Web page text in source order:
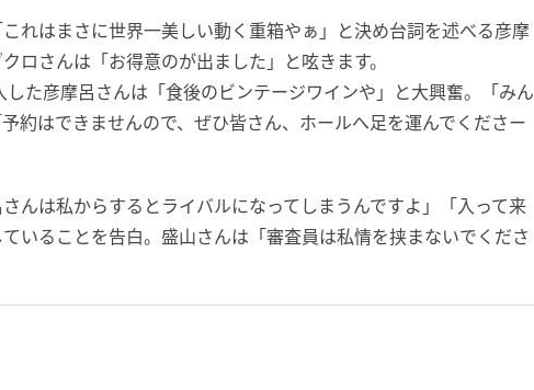
れはまさに世界一美しい動く重箱やぁ」と決め台詞を述べる彦摩
ロさんは「お得意のが出ました」と呟きます。
した彦摩呂さんは「食後のビンテージワインや」と大興奮。「みん
約はできませんので、ぜひ皆さん、ホールへ足を運んでくださー
んは私からするとライバルになってしまうんですよ」「入って来
いることを告白。盛山さんは「審査員は私情を挟まないでくださ